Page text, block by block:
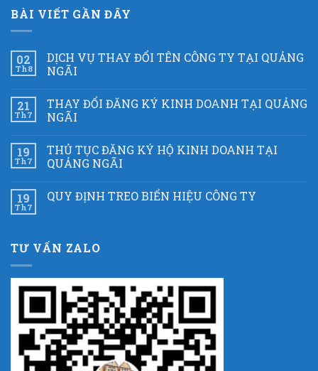
BÀI VIẾT GẦN ĐÂY
02
Th8
DỊCH VỤ THAY ĐỔI TÊN CÔNG TY TẠI QUẢNG
NGÃI
21
Th7
THAY ĐỔI ĐĂNG KÝ KINH DOANH TẠI QUẢNG
NGÃI
19
Th7
THỦ TỤC ĐĂNG KÝ HỘ KINH DOANH TẠI
QUẢNG NGÃI
19
Th7
QUY ĐỊNH TREO BIỂN HIỆU CÔNG TY
TƯ VẤN ZALO